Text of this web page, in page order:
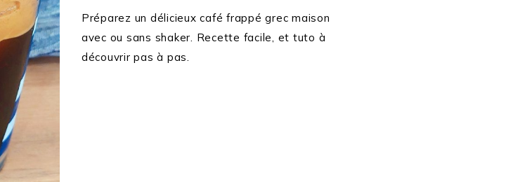
Préparez un délicieux café frappé grec maison
avec ou sans shaker. Recette facile, et tuto à
découvrir pas à pas.